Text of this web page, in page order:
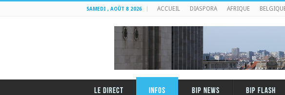
SAMEDI , AOÛT 8 2026 ACCUEIL DIASPORA AFRIQUE
LE DIRECT INFOS BIP NEWS BIP FLASH